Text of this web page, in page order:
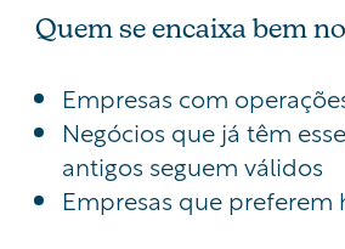
Quem se encaixa bem
Empresas com
Negócios que já têm
antigos seguem válidos
Empresas que